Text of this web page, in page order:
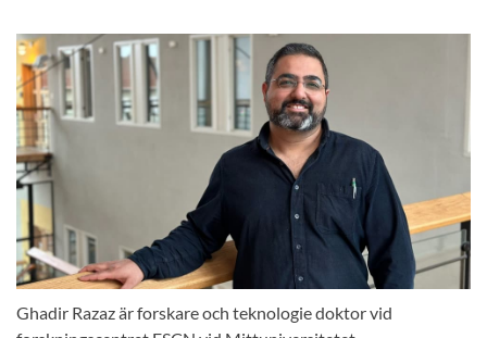
Ghadir Razaz är forskare och teknologie doktor vid